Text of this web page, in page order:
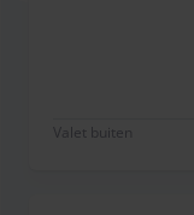
Valet buiten